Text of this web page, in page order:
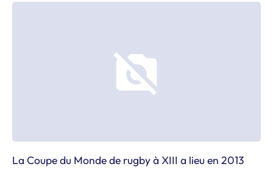
La Coupe du Monde de rugby à XIII a lieu en 2013